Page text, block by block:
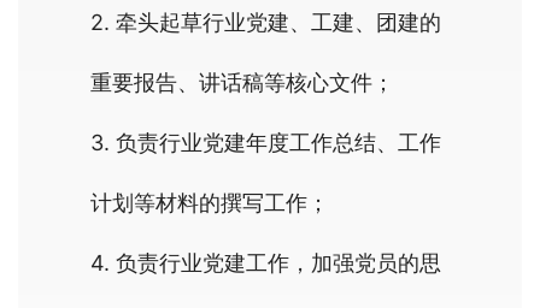
2. 牵头起草行业党建、工建、团建的
重要报告、讲话稿等核心文件；
3. 负责行业党建年度工作总结、工作
计划等材料的撰写工作；
4. 负责行业党建工作，加强党员的思